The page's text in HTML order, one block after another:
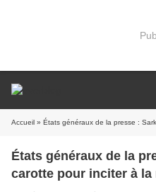
Accueil » États généraux de la presse :
États généraux de la
carotte pour inciter à la